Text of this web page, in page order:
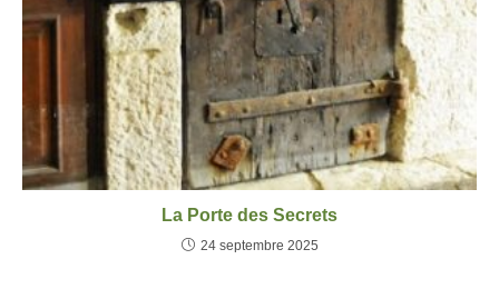
La Porte des Secrets
24 septembre 2025